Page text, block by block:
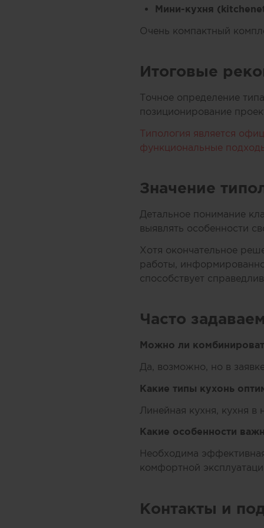
Мини-кухня
Очень компактный
Итоговые
Точное определение
позиционирование
Типология является
функциональные
Значение
Детальное понимание
выявлять особенности
Хотя окончательное
работы,
способствует
Часто
Можно ли
Да, возможно, но в
Какие типы кухонь
Линейная кухня, кухня
Какие особенности
Необходима
комфортной
Контакты и